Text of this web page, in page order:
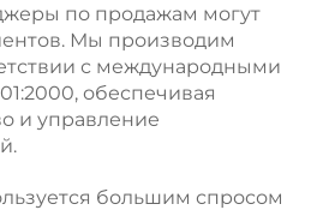
по продажам могут
Мы производим
с международными
обеспечивая
и управление
большим спросом